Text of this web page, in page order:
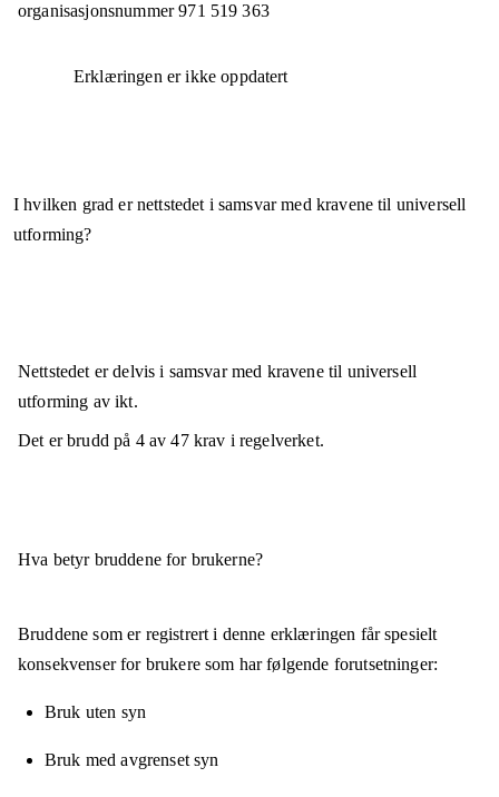
organisasjonsnummer 971 519 363
Erklæringen er ikke oppdatert
I hvilken grad er nettstedet i samsvar med kravene til universell
utforming?
Nettstedet erdelvis i samsvarmed kravene til universell
utforming av ikt.
Det er brudd på 4av47krav i regelverket.
Hva betyr bruddene for brukerne?
Bruddene som er registrert i denne erklæringen får spesielt
konsekvenser for brukere som har følgende forutsetninger:
Bruk uten syn
Bruk med avgrenset syn